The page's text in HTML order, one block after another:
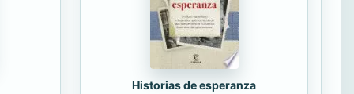
Historias de esperanza